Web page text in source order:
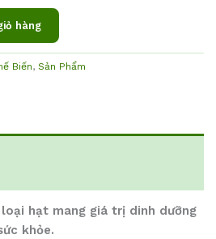
hàng
Biến, Sản Phẩm
hạt mang giá trị dinh dưỡng
khỏe.